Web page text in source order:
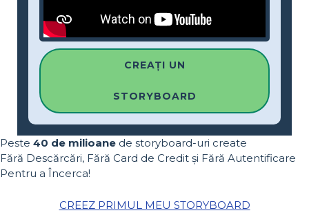
CREAȚI UN
STORYBOARD
Peste 40 de milioane de storyboard-uri create
Fără Descărcări, Fără Card de Credit și Fără Autentificare
Pentru a Încerca!
CREEZ PRIMUL MEU STORYBOARD